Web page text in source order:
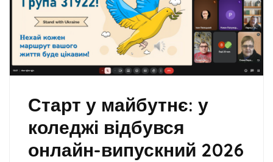
Старт у майбутнє: у
коледжі відбувся
онлайн-випускний 2026